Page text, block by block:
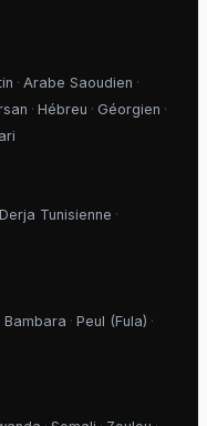
· Arabe Saoudien ·
· Hébreu · Géorgien ·
Derja Tunisienne ·
Bambara · Peul (Fula) ·